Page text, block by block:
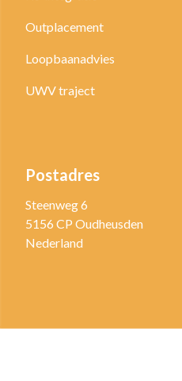
Outplacement
Loopbaanadvies
UWV traject
Postadres
Steenweg 6
5156 CP Oudheusden
Nederland